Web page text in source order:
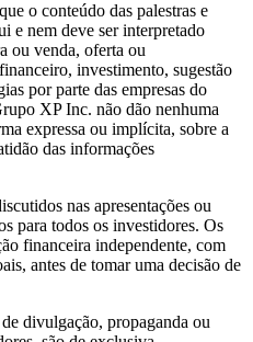
o conteúdo das palestras e
e nem deve ser interpretado
ou venda, oferta ou
investimento, sugestão
por parte das empresas do
XP Inc. não dão nenhuma
expressa ou implícita, sobre a
das informações
nas apresentações ou
para todos os investidores. Os
financeira independente, com
antes de tomar uma decisão de
divulgação, propaganda ou